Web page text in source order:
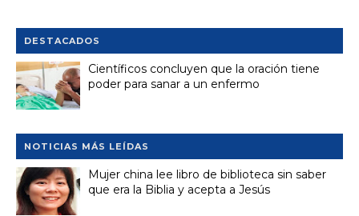
DESTACADOS
Científicos concluyen que la oración tiene
poder para sanar a un enfermo
NOTICIAS MÁS LEÍDAS
Mujer china lee libro de biblioteca sin saber
que era la Biblia y acepta a Jesús